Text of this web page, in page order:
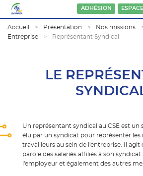
ADHÉSION
Accueil Présentation Nos missions
Entreprise
Représentant Syndical
LE
Un représentant syndical au CSE est un
élu par un syndicat pour représenter les
travailleurs au sein de l'entreprise. Il
parole des salariés affiliés à son syndicat
l'employeur et également des autres